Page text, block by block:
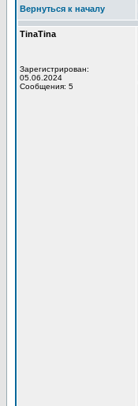
Вернуться к началу
TinaTina
Зарегистрирован:
05.06.2024
Сообщения: 5